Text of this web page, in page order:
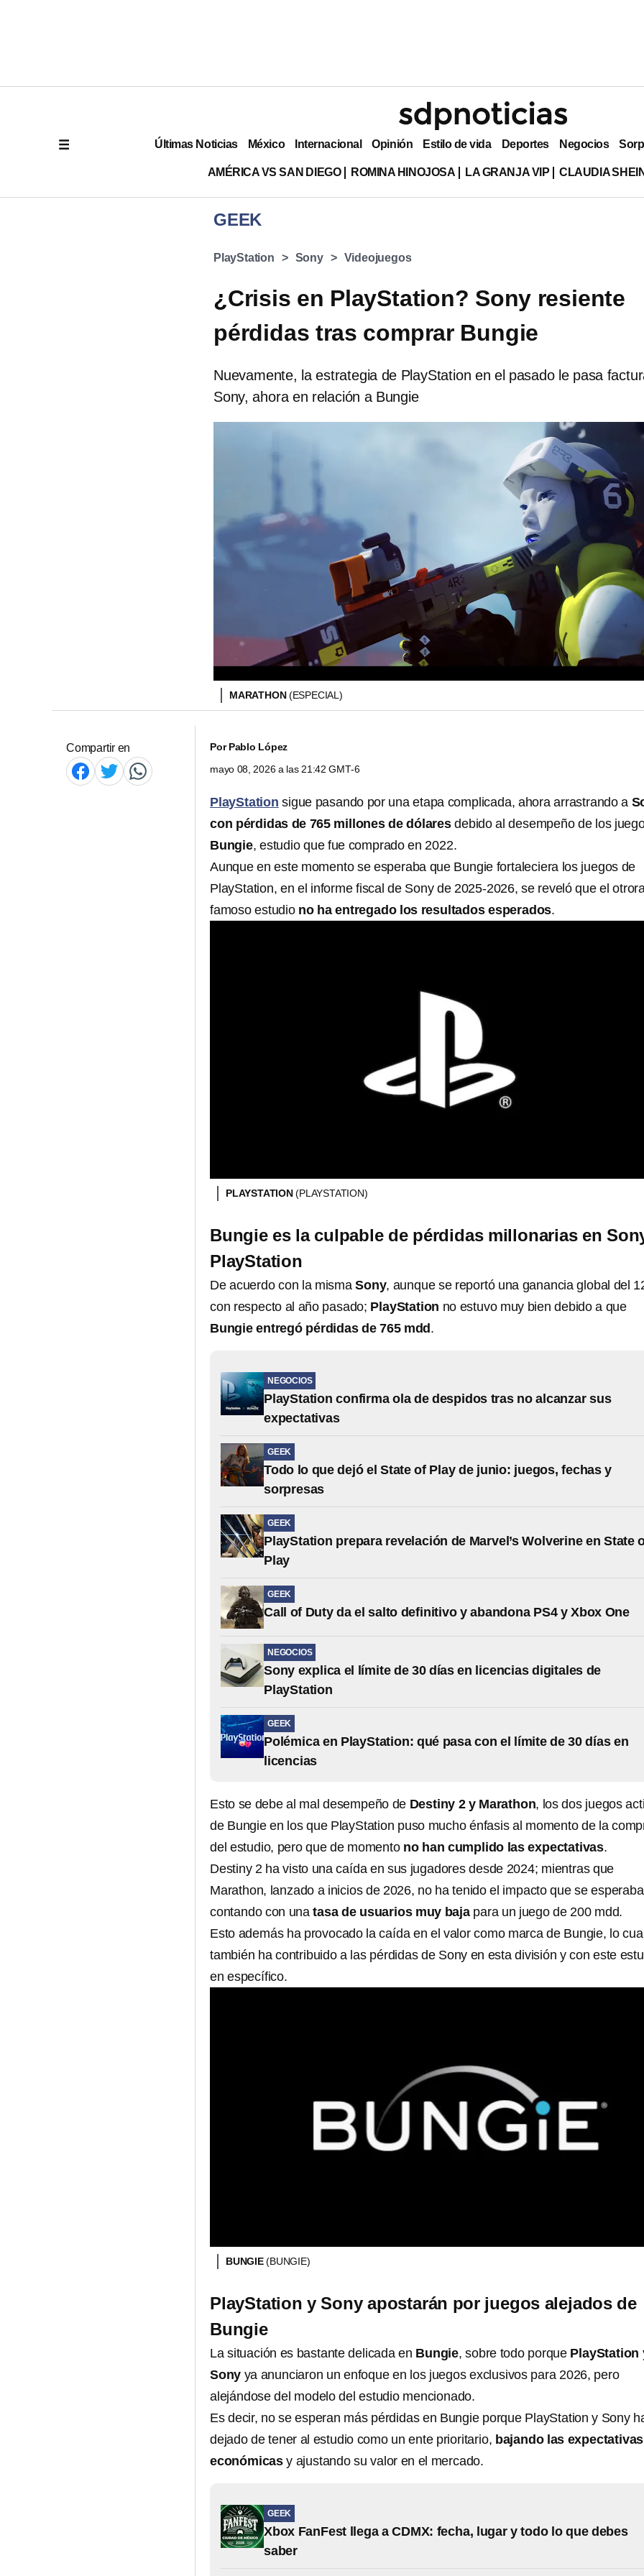
Últimas Noticias México Internacional Opinión Estilo de vida Deportes Negocios
AMÉRICA VS SAN DIEGO ROMINA HINOJOSA LA GRANJA VIP CLAUDIA
GEEK
PlayStation Sony Videojuegos
¿Crisis en PlayStation? Sony resiente
pérdidas tras comprar Bungie
Nuevamente, la estrategia de PlayStation en el pasado le pasa
Sony, ahora en relación a Bungie
MARATHON(ESPECIAL)
Compartir en PorPablo López
mayo 08, 2026 a las 21:42 GMT-6
PlayStation sigue pasando por una etapa complicada, ahora arrastrando a
con pérdidas de 765 millones de dólaresdebido al desempeño de los
Bungie, estudio que fue comprado en 2022.
Aunque en este momento se esperaba que Bungie fortaleciera los juegos de
PlayStation, en el informe fiscal de Sony de 2025-2026, se reveló que el
famoso estudio no ha entregado los resultados esperados.
PLAYSTATION(PLAYSTATION)
Bungie es la culpable de pérdidas millonarias en
PlayStation
De acuerdo con la mismaSony, aunque se reportó una ganancia global del
con respecto al año pasado; PlayStation no estuvo muy bien debido a que
Bungie entregó pérdidas de 765 mdd .
NEGOCIOS
PlayStation confirma ola de despidos tras no alcanzar sus
expectativas
GEEK
Todo lo que dejó el State of Play de junio: juegos, fechas y
sorpresas
GEEK
PlayStation prepara revelación de Marvel’s Wolverine en State
Play
GEEK
Call of Duty da el salto definitivo y abandona PS4 y Xbox One
NEGOCIOS
Sony explica el límite de 30 días en licencias digitales de
PlayStation
GEEK
Polémica en PlayStation: qué pasa con el límite de 30 días en
licencias
Esto se debe al mal desempeño de Destiny 2 y Marathon, los dos juegos
de Bungie en los que PlayStation puso mucho énfasis al momento de la
del estudio, pero que de momento no han cumplido las expectativas.
Destiny 2 ha visto una caída en sus jugadores desde 2024; mientras que
Marathon, lanzado a inicios de 2026, no ha tenido el impacto que se
contando con unatasa de usuarios muy bajapara un juego de 200 mdd.
Esto además ha provocado la caída en el valor como marca de Bungie, lo
también ha contribuido a las pérdidas de Sony en esta división y con este
en específico.
BUNGIE(BUNGIE)
PlayStation y Sony apostarán por juegos alejados de
Bungie
La situación es bastante delicada en Bungie, sobre todo porque PlayStation
Sony ya anunciaron un enfoque en los juegos exclusivos para 2026, pero
alejándose del modelo del estudio mencionado.
Es decir, no se esperan más pérdidas en Bungie porque PlayStation y Sony
dejado de tener al estudio como un ente prioritario, bajando las expectativas
económicas y ajustando su valor en el mercado.
GEEK
Xbox FanFest llega a CDMX: fecha, lugar y todo lo que debes
saber